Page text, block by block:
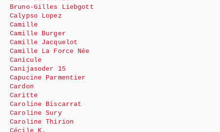
Bruno-Gilles Liebgott
Calypso Lopez
Camille
Camille Burger
Camille Jacquelot
Camille La Force Née
Canicule
Canijasoder 15
Capucine Parmentier
Cardon
Caritte
Caroline Biscarrat
Caroline Sury
Caroline Thirion